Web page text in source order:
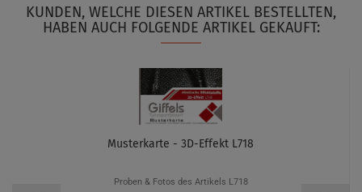
KUNDEN, WELCHE DIESEN ARTIKEL BESTELLTEN,
HABEN AUCH FOLGENDE ARTIKEL GEKAUFT:
Musterkarte - 3D-Effekt L718
Proben & Fotos des Artikels L718